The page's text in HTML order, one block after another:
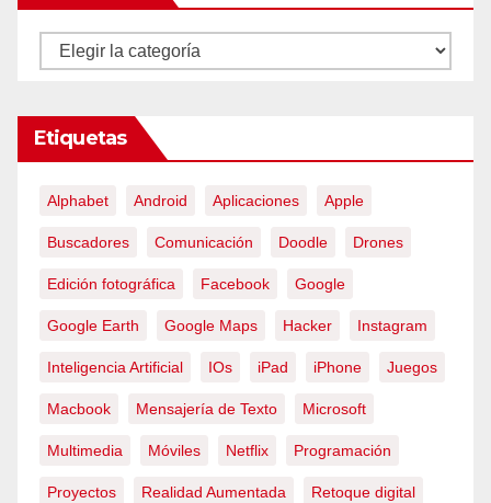
Categorías
Etiquetas
Alphabet Android Aplicaciones Apple
Buscadores Comunicación Doodle Drones
Edición fotográfica Facebook Google
Google Earth Google Maps Hacker Instagram
Inteligencia Artificial IOs iPad iPhone Juegos
Macbook Mensajería de Texto Microsoft
Multimedia Móviles Netflix Programación
Proyectos Realidad Aumentada Retoque digital